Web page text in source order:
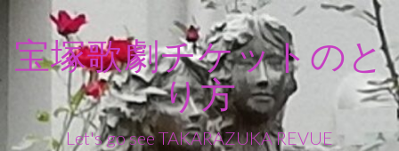
ン
宝塚歌劇チケットのと
り方
Let's go see TAKARAZUKA REVUE